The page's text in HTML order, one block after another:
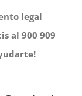
legal
al 900 909